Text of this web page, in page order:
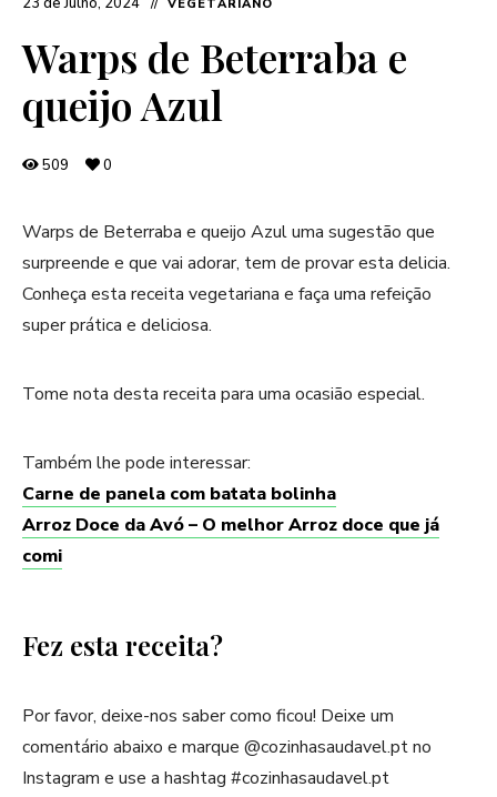
VEGETARIANO
Warps de Beterraba e
queijo Azul
509 0
Warps de Beterraba e queijo Azul uma sugestão que
surpreende e que vai adorar, tem de provar esta delicia.
Conheça esta receita vegetariana e faça uma refeição
super prática e deliciosa.
Tome nota desta receita para uma ocasião especial.
Também lhe pode interessar:
Carne de panela com batata bolinha
Arroz Doce da Avó – O melhor Arroz doce que já
comi
Fez esta receita?
Por favor, deixe-nos saber como ficou! Deixe um
comentário abaixo e marque @cozinhasaudavel.pt no
Instagram e use a hashtag #cozinhasaudavel.pt